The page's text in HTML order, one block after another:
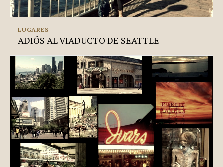
LUGARES
ADIÓS AL VIADUCTO DE SEATTLE